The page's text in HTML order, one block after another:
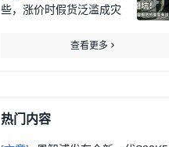
些，涨价时假货泛滥成灾
查看更多
热门内容